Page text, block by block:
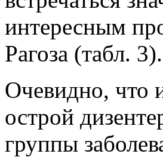
интересным
Рагоза (табл. 3).
Очевидно, что
острой
группы